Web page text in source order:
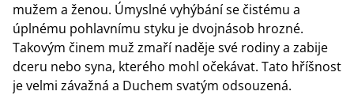
mužem a ženou. Úmyslné vyhýbání se čistému a
úplnému pohlavnímu styku je dvojnásob hrozné.
Takovým činem muž zmaří naděje své rodiny a zabije
dceru nebo syna, kterého mohl očekávat. Tato hříšnost
je velmi závažná a Duchem svatým odsouzená.